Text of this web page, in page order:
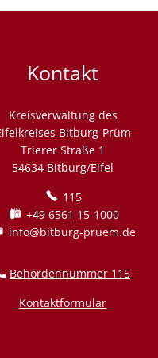
Kontakt
Kreisverwaltung des
Bitburg-Prüm
Trierer Straße 1
54634 Bitburg/Eifel
115
+49 6561 15-1000
info@bitburg-pruem.de
Behördennummer 115
Kontaktformular